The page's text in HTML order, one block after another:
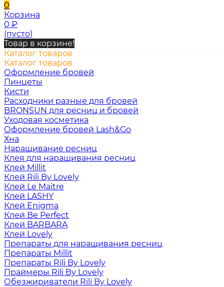
0
Корзина
0 ₽
(пусто)
Товар в корзине!
Каталог товаров
Каталог товаров
Оформление бровей
Пинцеты
Кисти
Расходники разные для бровей
BRONSUN для ресниц и бровей
Уходовая косметика
Оформление бровей Lash&Go
Хна
Наращивание ресниц
Клея для наращивания ресниц
Клей Millit
Клей Rili By Lovely
Клей Le Maitre
Клей LASHY
Клей Enigma
Клей Be Perfect
Клей BARBARA
Клей Lovely
Препараты для наращивания ресниц
Препараты Millit
Препараты Rili By Lovely
Праймеры Rili By Lovely
Обезжириватели Rili By Lovely